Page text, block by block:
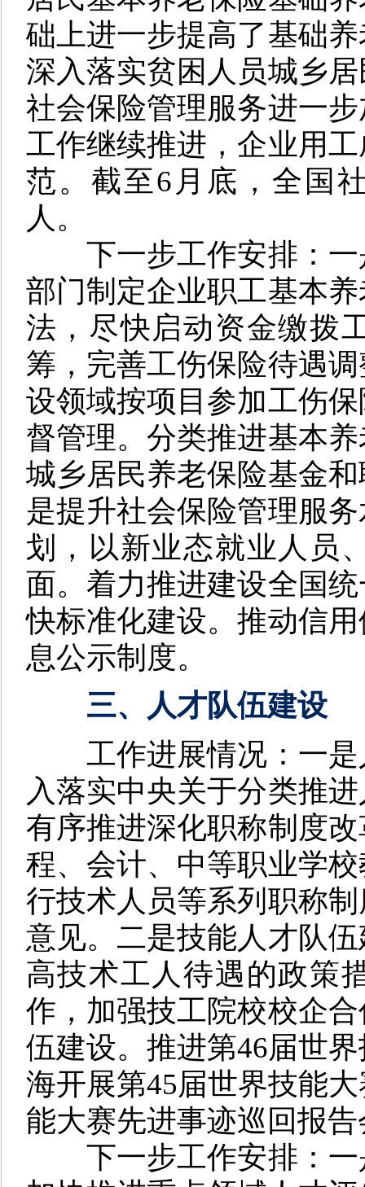
础上进一步提高了基础
深入落实贫困人员城乡
社会保险管理服务进一
工作继续推进，企业用
范。截至6月底，全国
人。
下一步工作安排：
部门制定企业职工基本
法，尽快启动资金缴拨
筹，完善工伤保险待遇
设领域按项目参加工伤
督管理。分类推进基本
城乡居民养老保险基金
是提升社会保险管理服
划，以新业态就业人员
面。着力推进建设全国
快标准化建设。推动信
息公示制度。
三、人才队伍建设
工作进展情况： 一是
入落实中央关于分类推
有序推进深化职称制度
程、会计、中等职业学
行技术人员等系列职称
意见。 二是技能人才队
高技术工人待遇的政策
作，加强技工院校校企
伍建设。推进第46届世
海开展第45届世界技能
能大赛先进事迹巡回报告
下一步工作安排：